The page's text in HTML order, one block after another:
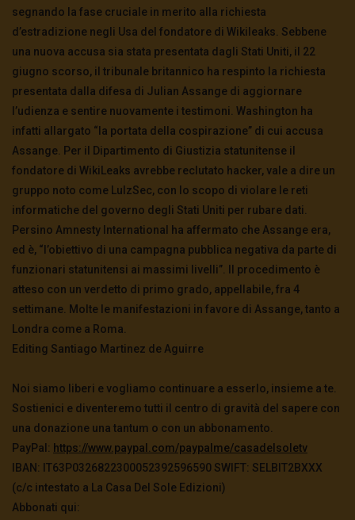
segnando la fase cruciale in merito alla richiesta
d’estradizione negli Usa del fondatore di Wikileaks. Sebbene
una nuova accusa sia stata presentata dagli Stati Uniti, il 22
giugno scorso, il tribunale britannico ha respinto la richiesta
presentata dalla difesa di Julian Assange di aggiornare
l’udienza e sentire nuovamente i testimoni. Washington ha
infatti allargato “la portata della cospirazione” di cui accusa
Assange. Per il Dipartimento di Giustizia statunitense il
fondatore di WikiLeaks avrebbe reclutato hacker, vale a dire un
gruppo noto come LulzSec, con lo scopo di violare le reti
informatiche del governo degli Stati Uniti per rubare dati.
Persino Amnesty International ha affermato che Assange era,
ed è, “l’obiettivo di una campagna pubblica negativa da parte di
funzionari statunitensi ai massimi livelli”. Il procedimento è
atteso con un verdetto di primo grado, appellabile, fra 4
settimane. Molte le manifestazioni in favore di Assange, tanto a
Londra come a Roma.
Editing Santiago Martinez de Aguirre
Noi siamo liberi e vogliamo continuare a esserlo, insieme a te.
Sostienici e diventeremo tutti il centro di gravità del sapere con
una donazione una tantum o con un abbonamento.
PayPal: https://www.paypal.com/paypalme/casadelsoletv
IBAN: IT63P0326822300052392596590 SWIFT: SELBIT2BXXX
(c/c intestato a La Casa Del Sole Edizioni)
Abbonati qui: